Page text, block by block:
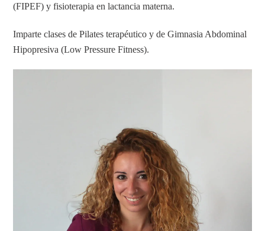
(FIPEF) y fisioterapia en lactancia materna.
Imparte clases de Pilates terapéutico y de Gimnasia Abdominal
Hipopresiva (Low Pressure Fitness).